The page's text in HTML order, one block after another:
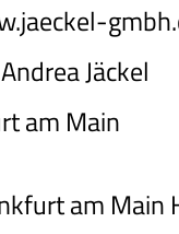
Jäckel
am Main
am Main